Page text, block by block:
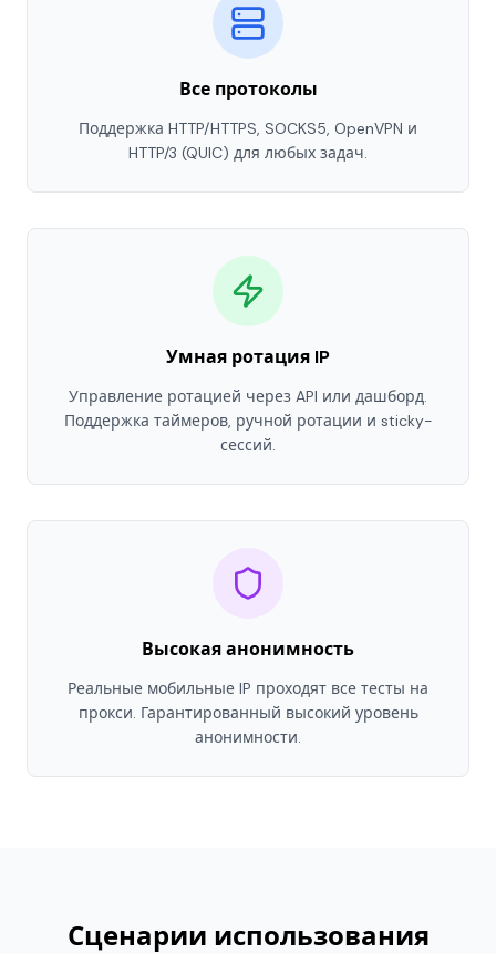
Все протоколы
Поддержка HTTP/HTTPS, SOCKS5, OpenVPN и
HTTP/3 (QUIC) для любых задач.
Умная ротация IP
Управление ротацией через API или дашборд.
Поддержка таймеров, ручной ротации и sticky-
сессий.
Высокая анонимность
Реальные мобильные IP проходят все тесты на
прокси. Гарантированный высокий уровень
анонимности.
Сценарии использования